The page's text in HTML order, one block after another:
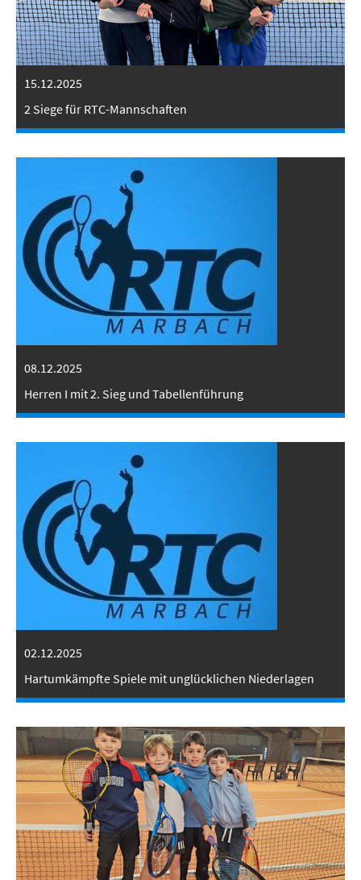
15.12.2025
2 Siege für RTC-Mannschaften
08.12.2025
Herren I mit 2. Sieg und Tabellenführung
02.12.2025
Hartumkämpfte Spiele mit unglücklichen Niederlagen